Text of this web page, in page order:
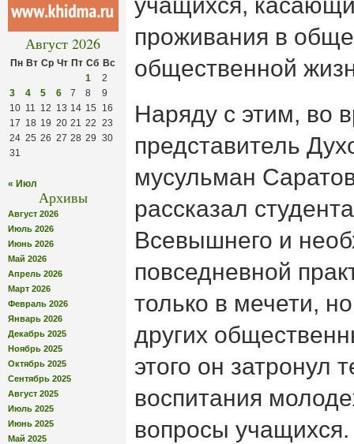
Август 2026
Пн Вт Ср Чт Пт Сб Вс
1
2
3
4 5 6 7 8
9
10 11 12 13 14 15
16
17 18 19 20 21 22 23
24 25 26 27 28 29 30
31
« Июл
Архивы
Август 2026
Июль 2026
Июнь 2026
Май 2026
Апрель 2026
Март 2026
Февраль 2026
Январь 2026
Декабрь 2025
Ноябрь 2025
Октябрь 2025
Сентябрь 2025
Август 2025
Июль 2025
Июнь 2025
Май 2025
проживания в
общественной
Наряду с этим, во
представитель
мусульман
рассказал
Всевышнего и
повседневной
только в мечети,
других
этого он затронул
воспитания
вопросы учащихся.